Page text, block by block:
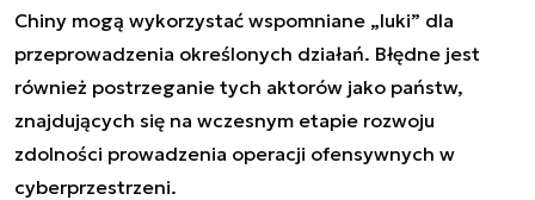
Chiny mogą wykorzystać wspomniane „luki” dla
przeprowadzenia określonych działań. Błędne jest
również postrzeganie tych aktorów jako państw,
znajdujących się na wczesnym etapie rozwoju
zdolności prowadzenia operacji ofensywnych w
cyberprzestrzeni.